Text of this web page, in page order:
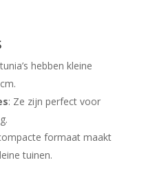
hebben kleine
: Ze zijn perfect voor
formaat maakt
tuinen.